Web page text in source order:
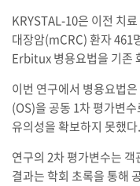
KRYSTAL-10은 이전 치
대장암(mCRC) 환자 461
Erbitux 병용요법을 기존
이번 연구에서 병용요법
(OS)을 공동 1차 평가변
유의성을 확보하지 못했다.
연구의 2차 평가변수는
결과는 학회 초록을 통해